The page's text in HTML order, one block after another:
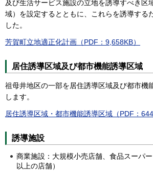
及び生活サービス施設の立地を誘導すべき区
域）を設定するとともに、これらを誘導する
した。
芳賀町立地適正化計画（PDF：9,658KB）
居住誘導区域及び都市機能誘導区域
祖母井地区の一部を居住誘導区域及び都市機
します。
居住誘導区域・都市機能誘導区域（PDF：
誘導施設
商業施設：大規模小売店舗、食品スーパ
以上の店舗）